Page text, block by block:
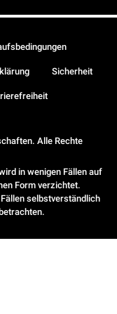
Alle Rechte
in wenigen Fällen auf
Form verzichtet.
selbstverständlich
Sicherheit